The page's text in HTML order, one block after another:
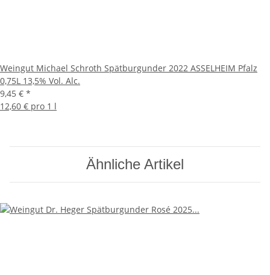
Weingut Michael Schroth Spätburgunder 2022 ASSELHEIM Pfalz
0,75L 13,5% Vol. Alc.
9,45 € *
12,60 € pro 1 l
Ähnliche Artikel